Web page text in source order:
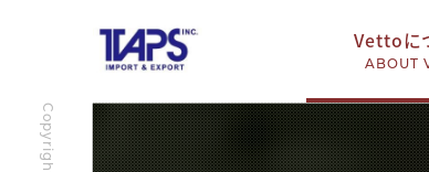
Vettoに
ABOUT